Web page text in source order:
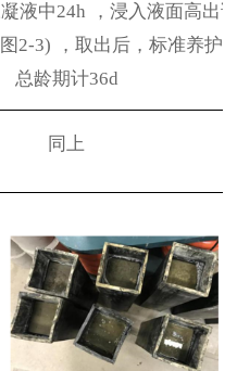
液中24h
，浸入液面高出
2-3) ，取出后，标准养护
总龄期计36d
同上